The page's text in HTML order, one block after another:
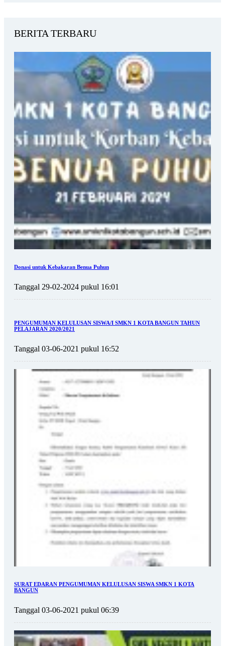
BERITA TERBARU
Donasi untuk Kebakaran Benua Puhun
Tanggal 29-02-2024 pukul 16:01
PENGUMUMAN KELULUSAN SISWA/I SMKN 1 KOTA BANGUN TAHUN
PELAJARAN 2020/2021
Tanggal 03-06-2021 pukul 16:52
SURAT EDARAN PENGUMUMAN KELULUSAN SISWA SMKN 1 KOTA
BANGUN
Tanggal 03-06-2021 pukul 06:39